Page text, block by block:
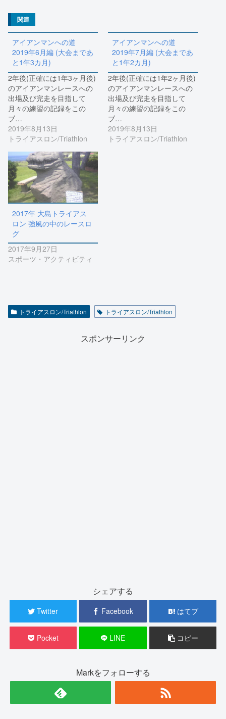
ィ
ン
ド
ウ
で
開
き
ま
す
)
い
(
新
し
い
ウ
ィ
ン
ド
ウ
で
開
き
ま
)
関連
アイアンマンへの道
2019年6月編 (大会まであ
と1年3カ月)
2年後(正確には1年3ヶ月後)
のアイアンマンレースへの
出場及び完走を目指して
月々の練習の記録をこの
ブ…
2019年8月13日
トライアスロン/Triathlon
アイアンマンへの道
2019年7月編 (大会まであ
と1年2カ月)
2年後(正確には1年2ヶ月後)
のアイアンマンレースへの
出場及び完走を目指して
月々の練習の記録をこの
ブ…
2019年8月13日
トライアスロン/Triathlon
2017年 大島トライアス
ロン 強風の中のレースロ
グ
2017年9月27日
スポーツ・アクティビティ
トライアスロン/Triathlon トライアスロン/Triathlon
スポンサーリンク
シェアする
Twitter Facebook はてブ
Pocket LINE コピー
Markをフォローする